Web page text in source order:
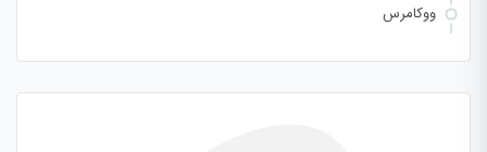
ووکامرس